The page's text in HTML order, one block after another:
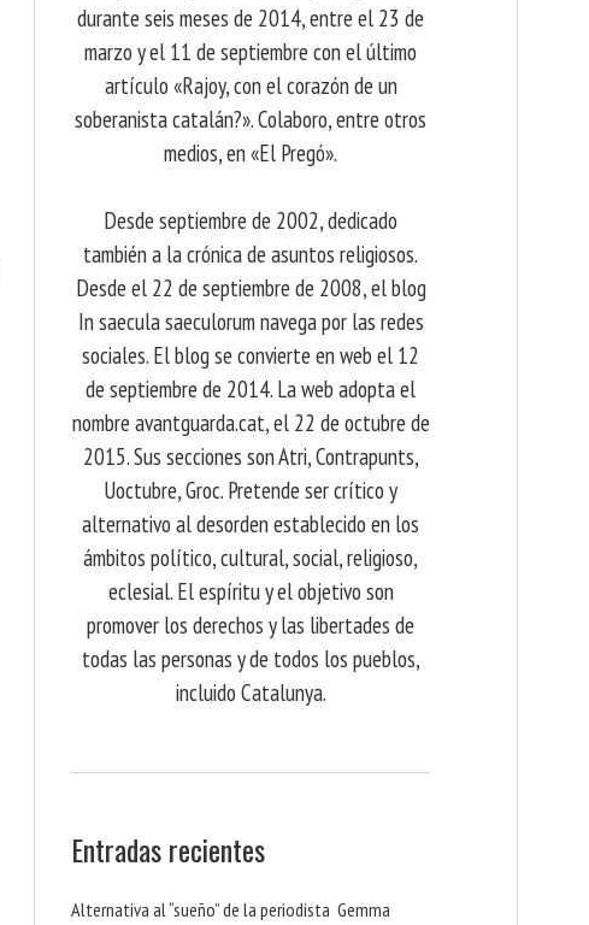
durante seis meses de 2014, entre el 23 de
marzo y el 11 de septiembre con el último
artículo «Rajoy, con el corazón de un
soberanista catalán?». Colaboro, entre otros
medios, en «El Pregó».
Desde septiembre de 2002, dedicado
también a la crónica de asuntos religiosos.
Desde el 22 de septiembre de 2008, el blog
In saecula saeculorum navega por las redes
sociales. El blog se convierte en web el 12
de septiembre de 2014. La web adopta el
nombre avantguarda.cat, el 22 de octubre de
2015. Sus secciones son Atri, Contrapunts,
Uoctubre, Groc. Pretende ser crítico y
alternativo al desorden establecido en los
ámbitos político, cultural, social, religioso,
eclesial. El espíritu y el objetivo son
promover los derechos y las libertades de
todas las personas y de todos los pueblos,
incluido Catalunya.
Entradas recientes
Alternativa al “sueño” de la periodista Gemma